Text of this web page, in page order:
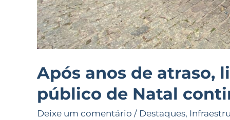
Após anos de atraso,
público de Natal
Deixe um comentário / Destaques,